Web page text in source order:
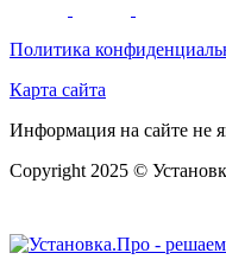
Политика
Карта сайта
Информация на сайте не
Copyright 2025 ©